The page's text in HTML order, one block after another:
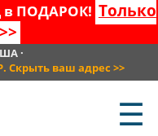
в ПОДАРОК! Только
>>
·
Скрыть ваш адрес >>
☰